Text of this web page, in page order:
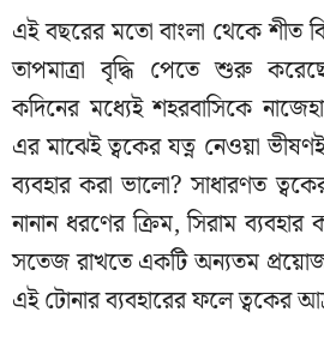
এই বছরের মতো বাংলা থেকে শীত
তাপমাত্রা বৃদ্ধি পেতে শুরু
কদিনের মধ্যেই শহরবাসিকে
এর মাঝেই ত্বকের যত্ন নেওয়া
ব্যবহার করা ভালো? সাধারণত
নানান ধরণের ক্রিম, সিরাম
সতেজ রাখতে একটি অন্যতম
এই টোনার ব্যবহারের ফলে ত্বকের